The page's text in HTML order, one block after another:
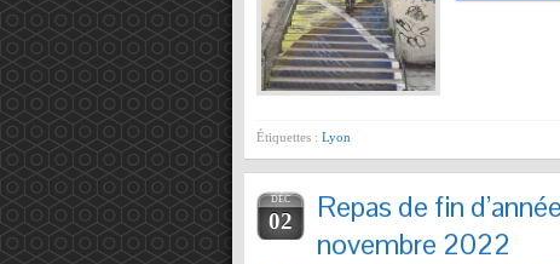
Étiquettes : Lyon
DÉC
02
Repas de fin
novembre 2022